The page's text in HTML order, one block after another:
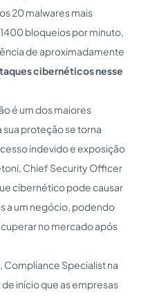
20 malwares mais
bloqueios por minuto,
de aproximadamente
cibernéticos nesse
é um dos maiores
proteção se torna
indevido e exposição
Chief Security Officer
cibernético pode causar
a um negócio, podendo
no mercado após
Compliance Specialist na
início que as empresas